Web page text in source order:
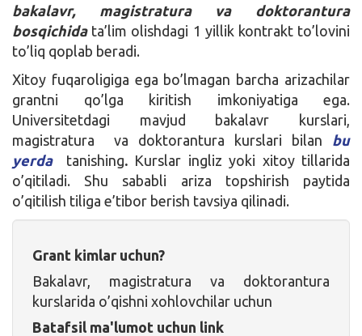
bakalavr, magistratura va doktorantura
bosqichidata’lim olishdagi 1 yillik kontrakt to’lovini
to’liq qoplab beradi.
Xitoy fuqaroligiga ega bo’lmagan barcha arizachilar
grantni qo’lga kiritish imkoniyatiga ega.
Universitetdagi mavjud bakalavr kurslari,
magistratura va doktorantura kurslari bilan bu
yerdatanishing. Kurslar ingliz yoki xitoy tillarida
o’qitiladi. Shu sababli ariza topshirish paytida
o’qitilish tiliga e’tibor berish tavsiya qilinadi.
Grant kimlar uchun?
Bakalavr, magistratura va doktorantura
kurslarida o’qishni xohlovchilar uchun
Batafsil ma'lumot uchun link